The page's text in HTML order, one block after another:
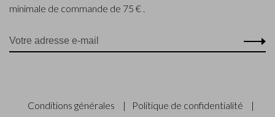
minimale de commande de 75 € .
Conditions générales | Politique de confidentialité
|